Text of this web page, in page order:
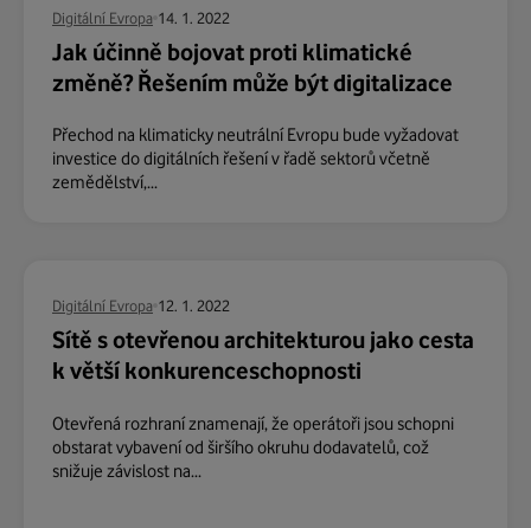
Digitální Evropa 14. 1. 2022
Jak účinně bojovat proti klimatické
změně? Řešením může být digitalizace
Přechod na klimaticky neutrální Evropu bude vyžadovat
investice do digitálních řešení v řadě sektorů včetně
zemědělství,...
Digitální Evropa 12. 1. 2022
Sítě s otevřenou architekturou jako cesta
k větší konkurenceschopnosti
Otevřená rozhraní znamenají, že operátoři jsou schopni
obstarat vybavení od širšího okruhu dodavatelů, což
snižuje závislost na...